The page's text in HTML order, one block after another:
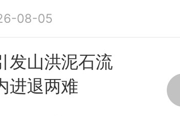
08-05
发山洪泥石流
进退两难